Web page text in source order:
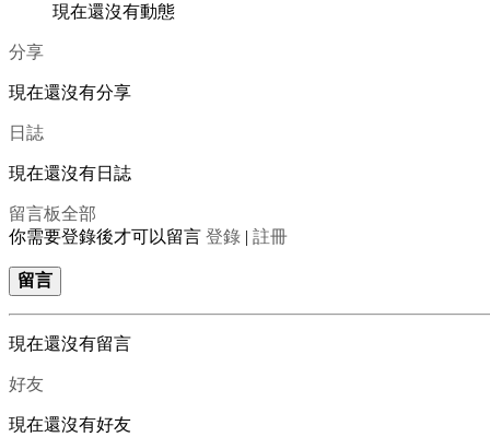
現在還沒有動態
分享
現在還沒有分享
日誌
現在還沒有日誌
留言板全部
你需要登錄後才可以留言 登錄 | 註冊
留言
現在還沒有留言
好友
現在還沒有好友